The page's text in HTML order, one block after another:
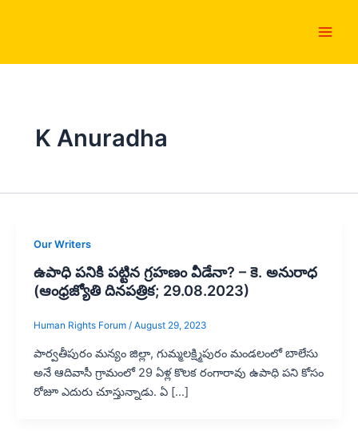
K Anuradha
Our Writers
ఉపాధి పనికి పట్టిన గ్రహణం వీడేనా? – కె. అనురాధ
(ఆంధ్రజ్యోతి దినపత్రిక; 29.08.2023)
Human Rights Forum / August 29, 2023
పార్వతీపురం మన్యం జిల్లా, గుమ్మలక్ష్మిపురం మండలంలో బాలేసు
అనే ఆదివాసీ గ్రామంలో 29 ఏళ్ల కొలక రంగారావు ఉపాధి పని కోసం
రోజూ ఎదురు చూస్తున్నాడు. ఏ […]